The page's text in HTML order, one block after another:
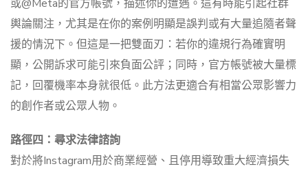
或@Meta的官方帳號，描述你的遭遇。這有時能引起社群
輿論關注，尤其是在你的案例明顯是誤判或有大量追隨者聲
援的情況下。但這是一把雙面刃：若你的違規行為確實明
顯，公開訴求可能引來負面公評；同時，官方帳號被大量標
記，回覆機率本身就很低。此方法更適合有相當公眾影響力
的創作者或公眾人物。
路徑四：尋求法律諮詢
對於將Instagram用於商業經營、且停用導致重大經濟損失